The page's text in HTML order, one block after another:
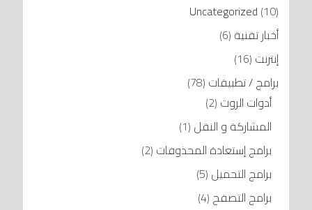
Uncategorized (10)
أخبار تقنية (6)
إنترنت (16)
برامج / تطبيقات (78)
أدوات الروت (2)
المشاركة و النقل (1)
برامج إستعادة المحذوفات (2)
برامج التحميل (5)
برامج التصفح (4)